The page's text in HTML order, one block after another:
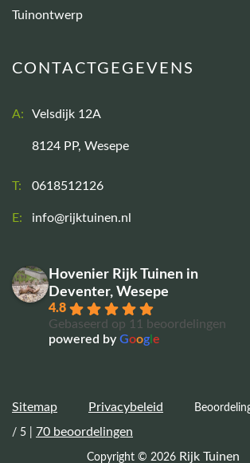
Tuinontwerp
CONTACTGEGEVENS
A: Velsdijk 12A
8124 PP, Wesepe
T: 0618512126
E: info@rijktuinen.nl
Hovenier Rijk Tuinen in
Deventer, Wesepe
4.8
Gebaseerd op 11 beoordelingen
powered by Goog e
Sitemap Privacybeleid
/ 5 | 70 beoordelingen
Copyright © 2026 Rijk Tuinen